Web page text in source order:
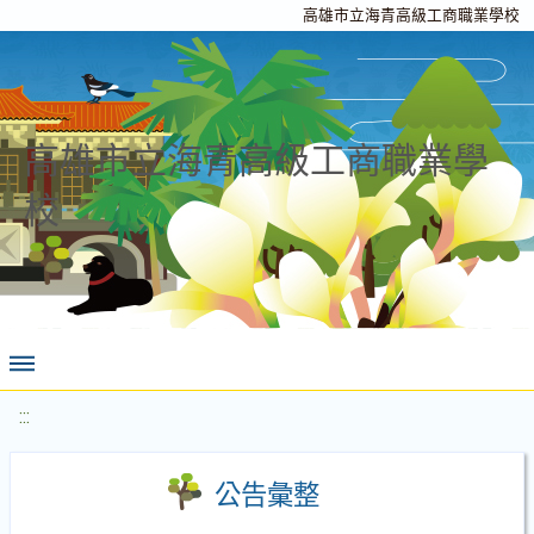
高雄市立海青高級工商職業學校
高雄市立海青高級工商職業學
校
:::
公告彙整